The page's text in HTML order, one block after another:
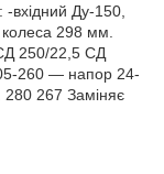
вхідний Ду-150,
298 мм.
250/22,5 СД
260 — напор 24-
267 Заміняє